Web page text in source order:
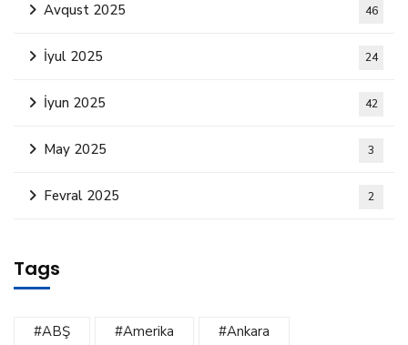
Avqust 2025 46
İyul 2025 24
İyun 2025 42
May 2025 3
Fevral 2025 2
Tags
#ABŞ #Amerika #Ankara